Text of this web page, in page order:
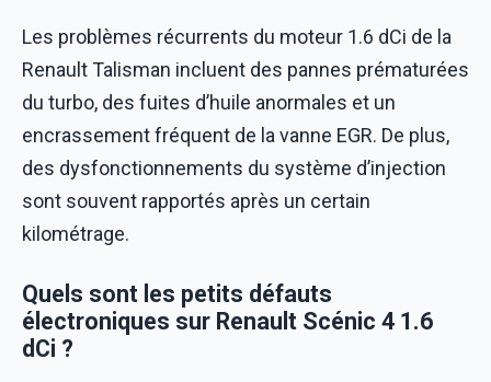
Les problèmes récurrents du moteur 1.6 dCi de la
Renault Talisman incluent des pannes prématurées
du turbo, des fuites d’huile anormales et un
encrassement fréquent de la vanne EGR. De plus,
des dysfonctionnements du système d’injection
sont souvent rapportés après un certain
kilométrage.
Quels sont les petits défauts
électroniques sur Renault Scénic 4 1.6
dCi ?